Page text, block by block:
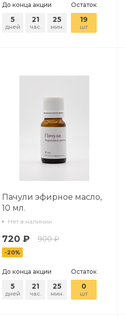
До конца акции
5
дней
21
час.
25
мин.
Остаток
19
шт
Пачули эфирное масло,
10 мл.
Нет в наличии
720 ₽ 900 ₽
-20%
До конца акции
5
дней
21
час.
25
мин.
Остаток
0
шт